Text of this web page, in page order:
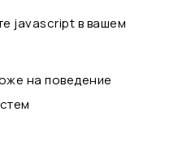
javascript в вашем
на поведение